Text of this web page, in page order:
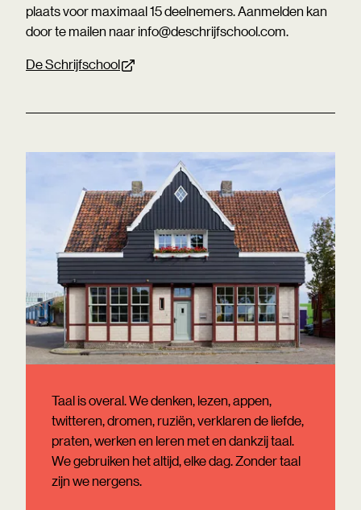
plaats voor maximaal 15 deelnemers. Aanmelden kan
door te mailen naar info@deschrijfschool.com.
De Schrijfschool
Taal is overal. We denken, lezen, appen,
twitteren, dromen, ruziën, verklaren de liefde,
praten, werken en leren met en dankzij taal.
We gebruiken het altijd, elke dag. Zonder taal
zijn we nergens.